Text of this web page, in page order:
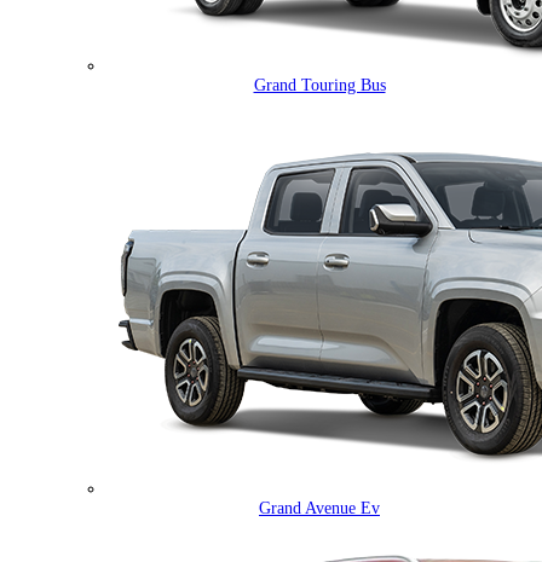
Grand Touring Bus
Grand Avenue Ev